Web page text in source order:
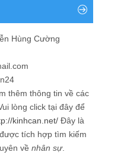
Hùng Cường
thêm thông tin về các
Vui lòng click tại đây để
kinhcan.net/ Đây là
tích hợp tìm kiếm
về nhân sự.